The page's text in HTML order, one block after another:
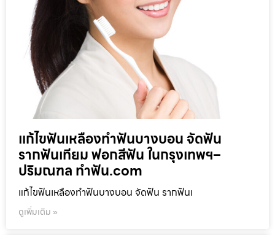
แก้ไขฟันเหลืองทำฟันบางบอน จัดฟัน
รากฟันเทียม ฟอกสีฟัน ในกรุงเทพฯ–
ปริมณฑล ทำฟัน.com
แก้ไขฟันเหลืองทำฟันบางบอน จัดฟัน รากฟันเ
ดูเพิ่มเติม »